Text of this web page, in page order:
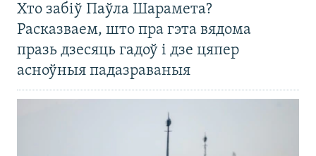
Хто забіў Паўла Шарамета?
Расказваем, што пра гэта вядома
празь дзесяць гадоў і дзе цяпер
асноўныя падазраваныя